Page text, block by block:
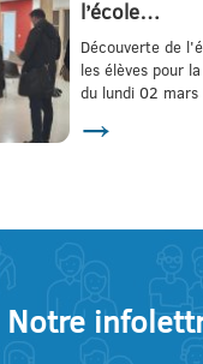
l’école…
Découverte de
les élèves pour
du lundi 02
→
Notre